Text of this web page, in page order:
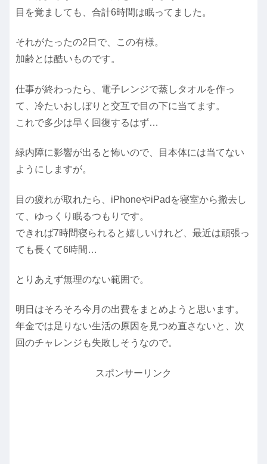
目を覚ましても、合計6時間は眠ってました。
それがたったの2日で、この有様。
加齢とは酷いものです。
仕事が終わったら、電子レンジで蒸しタオルを作っ
て、冷たいおしぼりと交互で目の下に当てます。
これで多少は早く回復するはず…
緑内障に影響が出ると怖いので、目本体には当てない
ようにしますが。
目の疲れが取れたら、iPhoneやiPadを寝室から撤去し
て、ゆっくり眠るつもりです。
できれば7時間寝られると嬉しいけれど、最近は頑張っ
ても長くて6時間…
とりあえず無理のない範囲で。
明日はそろそろ今月の出費をまとめようと思います。
年金では足りない生活の原因を見つめ直さないと、次
回のチャレンジも失敗しそうなので。
スポンサーリンク